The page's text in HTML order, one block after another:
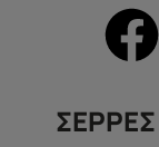
ΣΕΡΡΕΣ